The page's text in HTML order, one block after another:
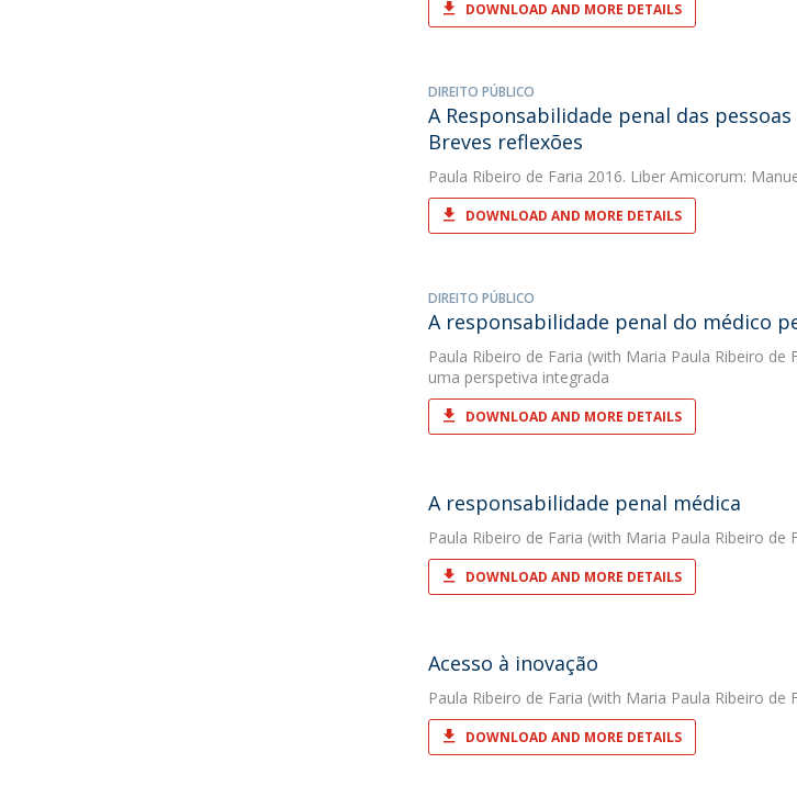
DOWNLOAD AND MORE DETAILS
DIREITO PÚBLICO
A Responsabilidade penal das
Breves reflexões
Paula Ribeiro de Faria 2016. Liber Amicorum:
DOWNLOAD AND MORE DETAILS
DIREITO PÚBLICO
A responsabilidade penal do médico
Paula Ribeiro de Faria (with Maria Paula Ribeiro de
uma perspetiva integrada
DOWNLOAD AND MORE DETAILS
A responsabilidade penal médica
Paula Ribeiro de Faria (with Maria Paula Ribeiro de
DOWNLOAD AND MORE DETAILS
Acesso à inovação
Paula Ribeiro de Faria (with Maria Paula Ribeiro de
DOWNLOAD AND MORE DETAILS